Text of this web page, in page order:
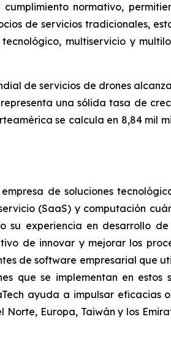
normativo,
de servicios tradicionales,
multiservicio y
de servicios de drones
una sólida tasa de
se calcula en 8,84 mil
empresa de soluciones
(SaaS) y computación
su experiencia en desarrollo
de innovar y mejorar los
de software empresarial que
que se implementan en
ayuda a impulsar eficacias
Europa, Taiwán y los